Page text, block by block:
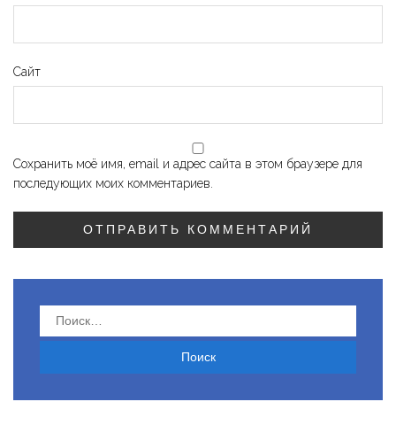
Сайт
Сохранить моё имя, email и адрес сайта в этом браузере для
последующих моих комментариев.
Найти: